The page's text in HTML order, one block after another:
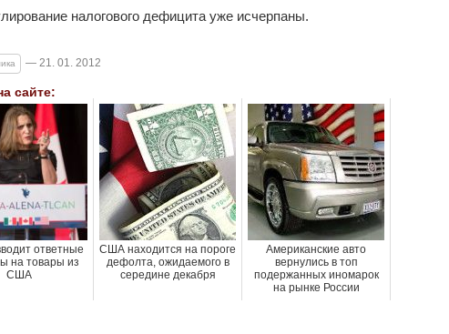
налогового дефицита уже исчерпаны.
— 21. 01. 2012
сайте:
ответные
на товары из
США
США находится на пороге
дефолта, ожидаемого в
середине декабря
Американские авто
вернулись в топ
подержанных иномарок
на рынке России